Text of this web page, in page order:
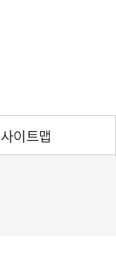
사이트맵